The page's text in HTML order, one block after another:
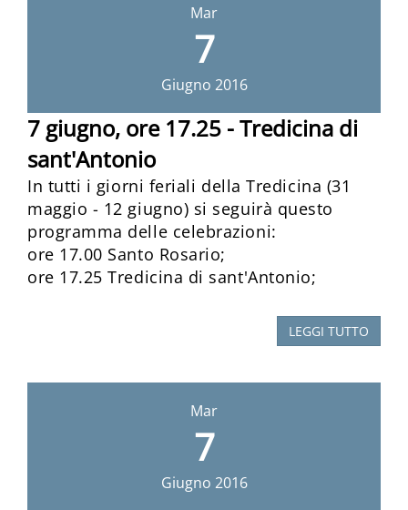
Mar
7
Giugno 2016
7 giugno, ore 17.25 - Tredicina di
sant'Antonio
In tutti i giorni feriali della Tredicina (31
maggio - 12 giugno) si seguirà questo
programma delle celebrazioni:
ore 17.00 Santo Rosario;
ore 17.25 Tredicina di sant'Antonio;
LEGGI TUTTO
Mar
7
Giugno 2016